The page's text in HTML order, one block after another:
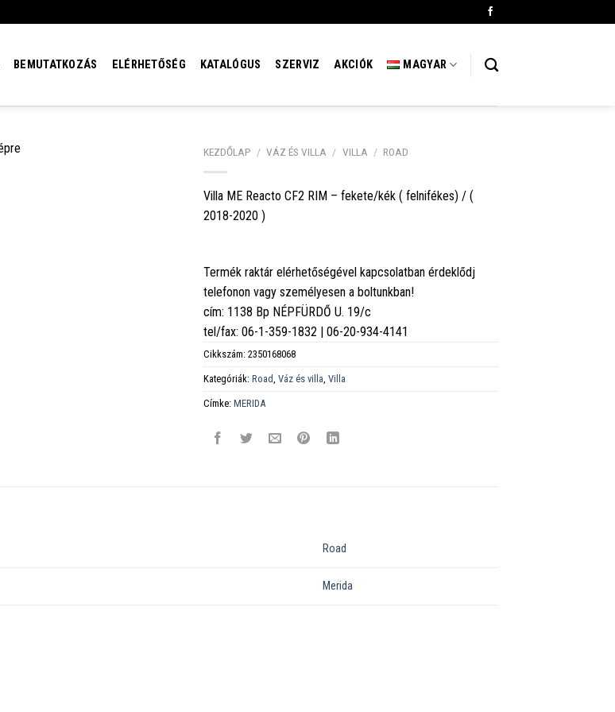
BEMUTATKOZÁS ELÉRHETŐSÉG KATALÓGUS SZERVIZ AKCIÓK MAGYAR
KEZDŐLAP / VÁZ ÉS VILLA / VILLA / ROAD
Villa ME Reacto CF2 RIM – fekete/kék ( felnifékes) / (
2018-2020 )
Termék raktár elérhetőségével kapcsolatban érdeklődj
telefonon vagy személyesen a boltunkban!
cím: 1138 Bp NÉPFÜRDŐ U. 19/c
tel/fax: 06-1-359-1832 | 06-20-934-4141
Cikkszám:2350168068
Kategóriák:Road ,Váz és villa ,Villa
Címke:MERIDA
Road
Merida